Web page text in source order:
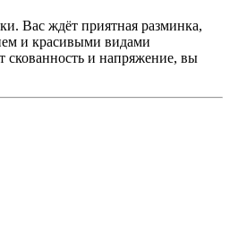
Вас ждёт приятная разминка,
и красивыми видами
скованность и напряжение, вы